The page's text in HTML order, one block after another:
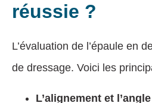
réussie ?
L’évaluation de l’épaule en
de dressage. Voici les
L’alignement et